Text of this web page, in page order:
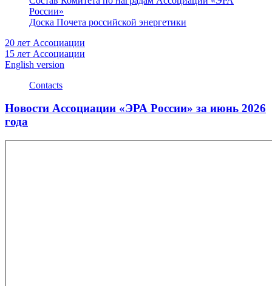
России»
Доска Почета российской энергетики
20 лет Ассоциации
15 лет Ассоциации
English version
Contacts
Новости Ассоциации «ЭРА России» за июнь 2026
года